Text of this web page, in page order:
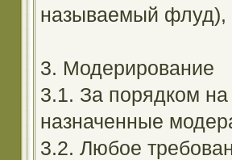
называемый флуд),
3. Модерирование
3.1. За порядком
назначенные
3.2. Любое